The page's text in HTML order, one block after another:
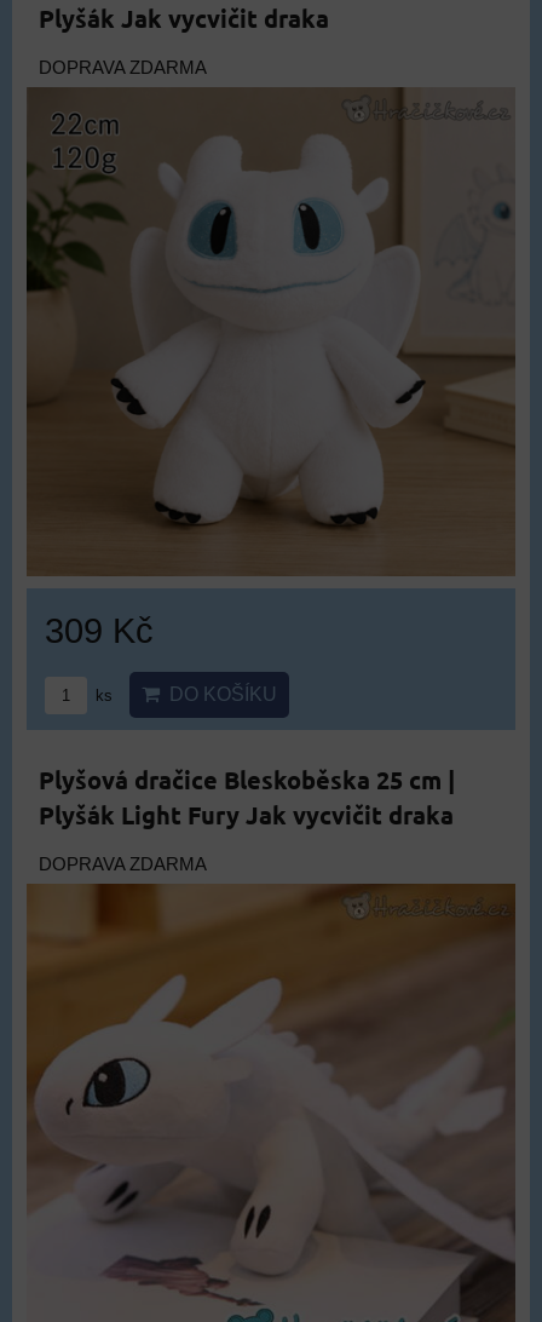
Plyšák Jak vycvičit draka
DOPRAVA ZDARMA
309 Kč
ks DO KOŠÍKU
Plyšová dračice Bleskoběska 25 cm |
Plyšák Light Fury Jak vycvičit draka
DOPRAVA ZDARMA